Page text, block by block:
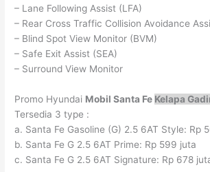
– Lane Following Assist (LFA)
– Rear Cross Traffic Collision Avoidance
– Blind Spot View Monitor (BVM)
– Safe Exit Assist (SEA)
– Surround View Monitor
Promo Hyundai Mobil Santa Fe Kelapa
Tersedia 3 type :
a. Santa Fe Gasoline (G) 2.5 6AT Style: Rp
b. Santa Fe G 2.5 6AT Prime: Rp 599 juta
c. Santa Fe G 2.5 6AT Signature: Rp 678